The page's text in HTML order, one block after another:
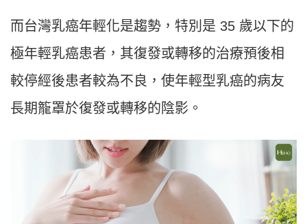
而台灣乳癌年輕化是趨勢，特別是 35 歲以下的
極年輕乳癌患者，其復發或轉移的治療預後相
較停經後患者較為不良，使年輕型乳癌的病友
長期籠罩於復發或轉移的陰影。